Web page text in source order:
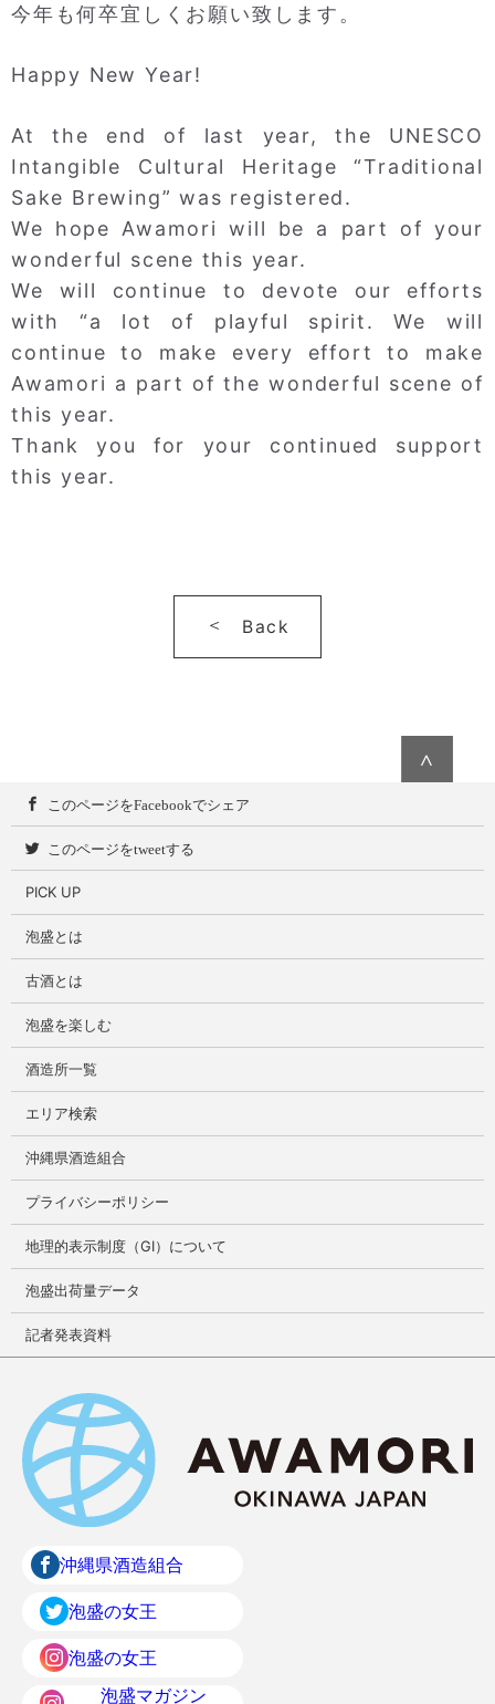
今年も何卒宜しくお願い致します。
Happy New Year!
At the end of last year, the UNESCO
Intangible Cultural Heritage “Traditional
Sake Brewing” was registered.
We hope Awamori will be a part of your
wonderful scene this year.
We will continue to devote our efforts
with “a lot of playful spirit. We will
continue to make every effort to make
Awamori a part of the wonderful scene of
this year.
Thank you for your continued support
this year.
Back
∧
このページをFacebookでシェア
このページをtweetする
PICK UP
泡盛とは
古酒とは
泡盛を楽しむ
酒造所一覧
エリア検索
沖縄県酒造組合
プライバシーポリシー
地理的表示制度（GI）について
泡盛出荷量データ
記者発表資料
沖縄県酒造組合
泡盛の女王
泡盛の女王
泡盛マガジン